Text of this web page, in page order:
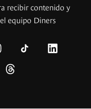
recibir contenido y
equipo Diners